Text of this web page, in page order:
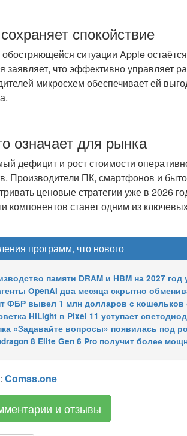
спокойствие
ситуации Apple
заявляет, что эффективно управляет
микросхем обеспечивает ей
означает для рынка
дефицит и рост стоимости
Производители ПК, смартфонов и
ценовые стратегии уже в 2026
компонентов станет одним из
программ, что нового
памяти DRAM и HBM на 2027 год уже
OpenAI два месяца скрытно
ФБР вывел 1 млн долларов с кошельков своего
HiLight в Pixel 11 уступает
«Задавайте вопросы» появилась под
8 Elite Gen 6 Pro получит более
Comss.one